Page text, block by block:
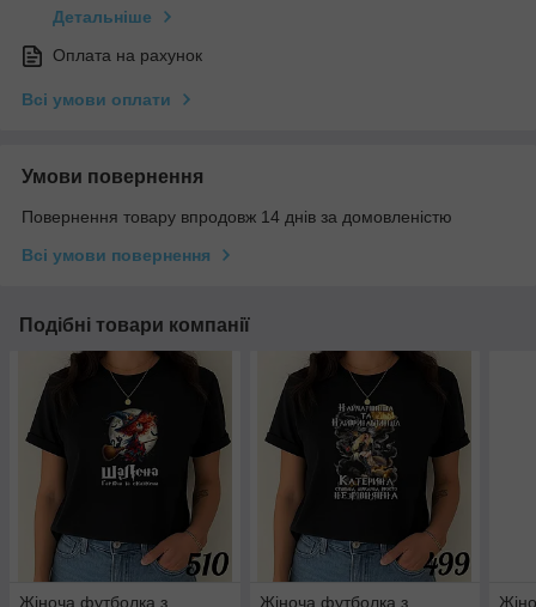
Детальніше
Оплата на рахунок
Всі умови оплати
Умови повернення
Повернення товару впродовж 14 днів за домовленістю
Всі умови повернення
Подібні товари компанії
Жіноча футболка з
Жіноча футболка з